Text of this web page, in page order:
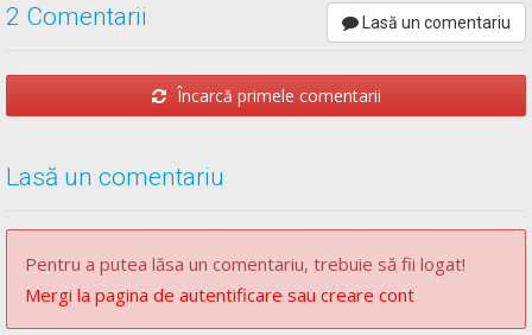
2 Comentarii Lasă un comentariu
Încarcă primele comentarii
Lasă un comentariu
Pentru a putea lăsa un comentariu, trebuie să fii logat!
Mergi la pagina de autentificare sau creare cont